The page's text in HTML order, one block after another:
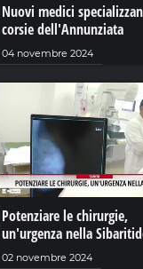
Nuovi medici
corsie dell'Annunziata
04 novembre 2024
Potenziare le chirurgie,
un'urgenza nella
02 novembre 2024